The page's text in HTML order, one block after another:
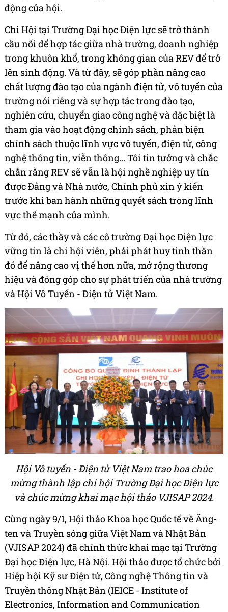
động của hội.
Chi Hội tại Trường Đại học Điện lực sẽ trở thành
cầu nối để hợp tác giữa nhà trường, doanh nghiệp
trong khuôn khổ, trong không gian của REV để trở
lên sinh động. Và từ đây, sẽ góp phần nâng cao
chất lượng đào tạo của ngành điện tử, vô tuyến của
trường nói riêng và sự hợp tác trong đào tạo,
nghiên cứu, chuyển giao công nghệ và đặc biệt là
tham gia vào hoạt động chính sách, phản biện
chính sách thuộc lĩnh vực vô tuyến, điện tử, công
nghệ thông tin, viễn thông... Tôi tin tưởng và chắc
chắn rằng REV sẽ vẫn là hội nghề nghiệp uy tín
được Đảng và Nhà nước, Chính phủ xin ý kiến
trước khi ban hành những quyết sách trong lĩnh
vực thế mạnh của mình.
Từ đó, các thầy và các cô trường Đại học Điện lực
vững tin là chi hội viên, phải phát huy tinh thần
đó để nâng cao vị thế hơn nữa, mở rộng thương
hiệu và đóng góp cho sự phát triển của nhà trường
và Hội Vô Tuyến - Điện tử Việt Nam.
Hội Vô tuyến - Điện tử Việt Nam trao hoa chúc
mừng thành lập chi hội Trường Đại học Điện lực
và chúc mừng khai mạc hội thảo VJISAP 2024.
Cùng ngày 9/1, Hội thảo Khoa học Quốc tế về Ăng-
ten và Truyền sóng giữa Việt Nam và Nhật Bản
(VJISAP 2024) đã chính thức khai mạc tại Trường
Đại học Điện lực, Hà Nội. Hội thảo được tổ chức bởi
Hiệp hội Kỹ sư Điện tử, Công nghệ Thông tin và
Truyền thông Nhật Bản (IEICE - Institute of
Electronics, Information and Communication